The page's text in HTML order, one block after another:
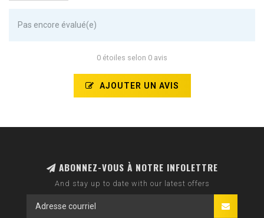
Pas encore évalué(e)
0 étoiles selon 0 avis
AJOUTER UN AVIS
ABONNEZ-VOUS À NOTRE INFOLETTRE
And stay up to date with our latest offers